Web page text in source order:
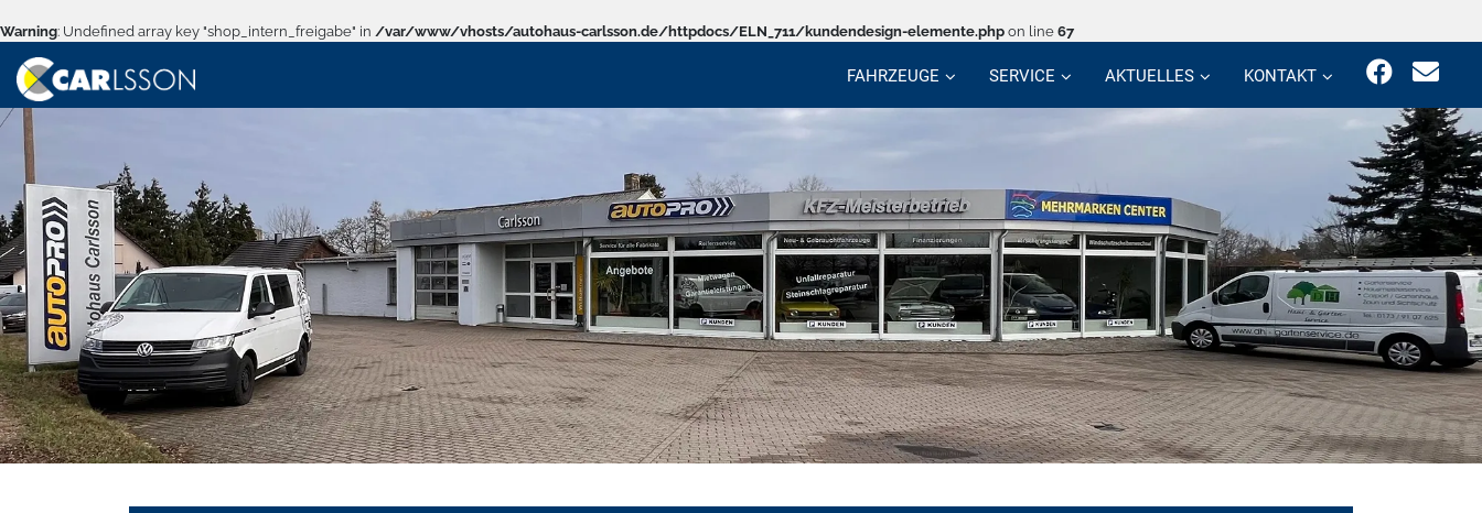
Warning: Undefined array key "shop_intern_freigabe" in /var/www/vhosts/autohaus-carlsson.de/httpdocs/ELN_711/kundendesign-elemente.php on line 67
FAHRZEUGE SERVICE AKTUELLES KONTAKT